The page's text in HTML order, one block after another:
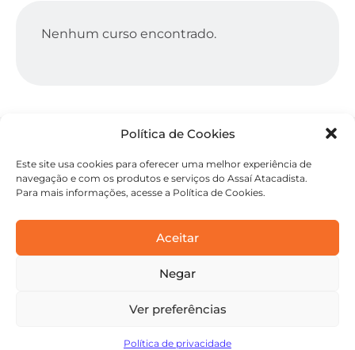
Política de Cookies
Este site usa cookies para oferecer uma melhor experiência de
navegação e com os produtos e serviços do Assaí Atacadista.
Para mais informações, acesse a Política de Cookies.
Aceitar
Negar
Ver preferências
Política de privacidade
Nenhum curso encontrado.
contato@academiaassai.com.br
Copyright © 2025 | Todos os direitos reservados
Termos e condições